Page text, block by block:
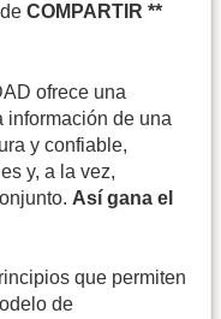
COMPARTIR **
ofrece una
información de una
y confiable,
y, a la vez,
Así gana el
que permiten
de